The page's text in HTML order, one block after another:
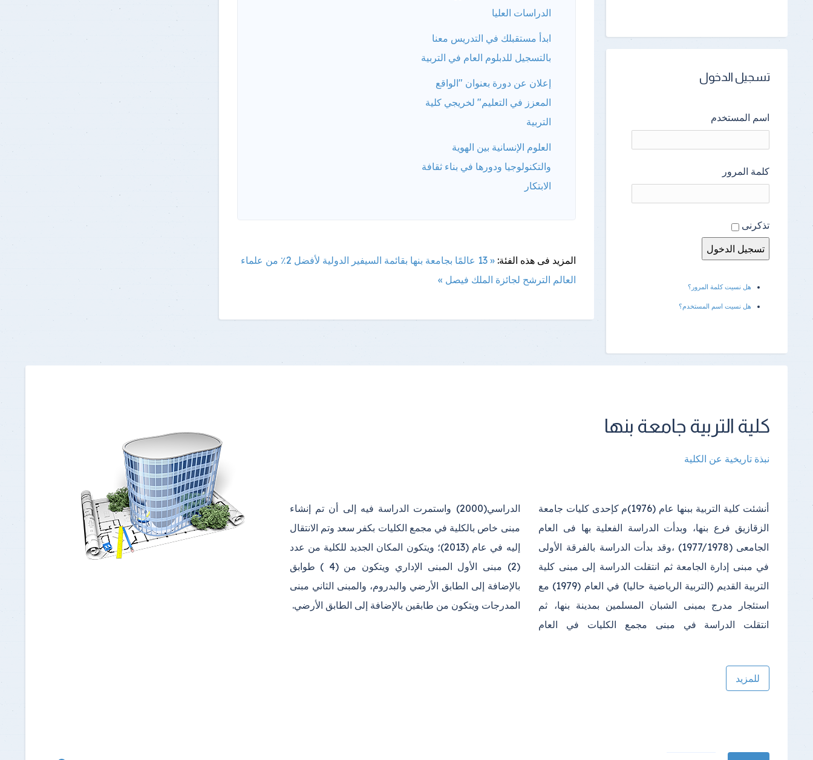
الدراسات العليا
ابدأ مستقبلك في التدريس معنا
بالتسجيل للدبلوم العام في التربية
إعلان عن دورة بعنوان "الواقع
المعزز في التعليم" لخريجي كلية
التربية
العلوم الإنسانية بين الهوية
والتكنولوجيا ودورها في بناء ثقافة
الابتكار
المزيد فى هذه الفئة:
« 13 عالمًا بجامعة بنها بقائمة السيفير الدولية لأفضل 2٪ من علماء
العالم الترشح لجائزة الملك فيصل »
تسجيل الدخول
اسم المستخدم
كلمة المرور
تذكرنى
هل نسيت كلمة المرور؟
هل نسيت اسم المستخدم؟
كلية التربية جامعة بنها
نبذة تاريخية عن الكلية
أنشئت كلية التربية ببنها عام (1976)م كإحدى كليات جامعة
الزقازيق فرع بنها، وبدأت الدراسة الفعلية بها فى العام
الجامعى (1977/1978) ،وقد بدأت الدراسة بالفرقة الأولى
في مبنى إدارة الجامعة ثم انتقلت الدراسة إلى مبنى كلية
التربية القديم (التربية الرياضية حاليا) في العام (1979) مع
استئجار مدرج بمبنى الشبان المسلمين بمدينة بنها، ثم
انتقلت الدراسة في مبنى مجمع الكليات في العام
الدراسي(2000) واستمرت الدراسة فيه إلى أن تم إنشاء
مبنى خاص بالكلية في مجمع الكليات بكفر سعد وتم الانتقال
إليه في عام (2013)؛ ويتكون المكان الجديد للكلية من عدد
(2) مبنى الأول المبنى الإداري ويتكون من (4 ) طوابق
بالإضافة إلى الطابق الأرضي والبدروم، والمبنى الثاني مبنى
المدرجات ويتكون من طابقين بالإضافة إلى الطابق الأرضي.
للمزيد